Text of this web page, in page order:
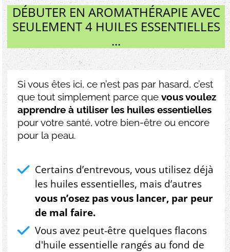
DÉBUTER EN AROMATHÉRAPIE AVEC
SEULEMENT 4 HUILES ESSENTIELLES
...
Si vous êtes ici, ce n’est pas par hasard, c’est
que tout simplement parce que vous voulez
apprendre à utiliser les huiles essentielles
pour votre santé, votre bien-être ou encore
pour la peau.
Certains d’entrevous, vous utilisez déjà
les huiles essentielles, mais d’autres
vous n’osez pas vous lancer, par peur
de mal faire.
Vous avez peut-être quelques flacons
d'huile essentielle rangés au fond de